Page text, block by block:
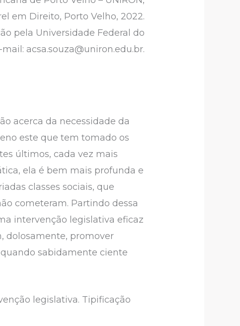
em Direito, Porto Velho, 2022.
pela Universidade Federal do
acsa.souza@uniron.edu.br.
acerca da necessidade da
este que tem tomado os
últimos, cada vez mais
ela é bem mais profunda e
classes sociais, que
cometeram. Partindo dessa
intervenção legislativa eficaz
dolosamente, promover
sabidamente ciente
legislativa. Tipificação